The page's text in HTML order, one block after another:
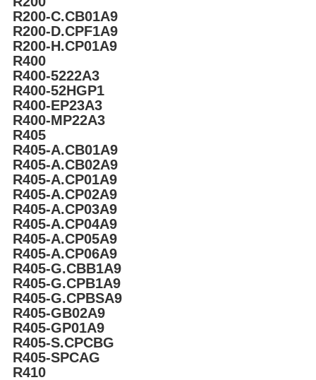
R200-C.CB01A9
R200-D.CPF1A9
R200-H.CP01A9
R400
R400-5222A3
R400-52HGP1
R400-EP23A3
R400-MP22A3
R405
R405-A.CB01A9
R405-A.CB02A9
R405-A.CP01A9
R405-A.CP02A9
R405-A.CP03A9
R405-A.CP04A9
R405-A.CP05A9
R405-A.CP06A9
R405-G.CBB1A9
R405-G.CPB1A9
R405-G.CPBSA9
R405-GB02A9
R405-GP01A9
R405-S.CPCBG
R405-SPCAG
R410